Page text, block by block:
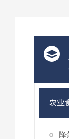
农业
降